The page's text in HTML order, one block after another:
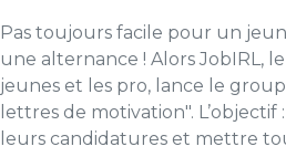
Pas toujours facile pour un
une alternance ! Alors JobIRL,
jeunes et les pro, lance le
lettres de motivation".
leurs candidatures et mettre